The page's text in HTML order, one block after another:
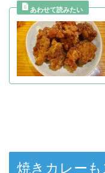
焼きカレー